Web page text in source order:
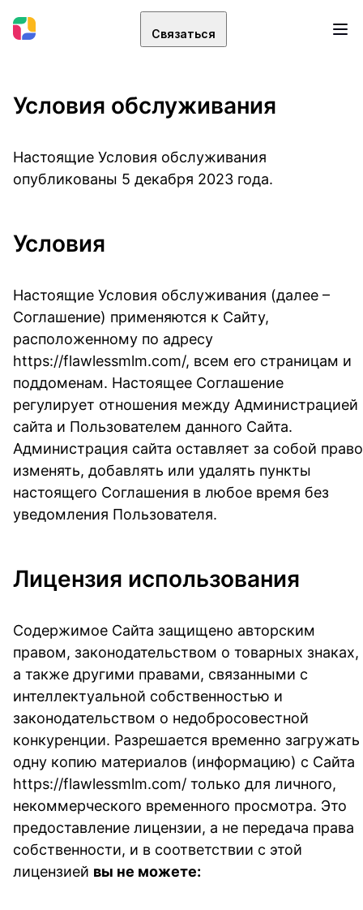
Связаться
Условия обслуживания
Настоящие Условия обслуживания
опубликованы 5 декабря 2023 года.
Условия
Настоящие Условия обслуживания (далее –
Соглашение) применяются к Сайту,
расположенному по адресу
https://flawlessmlm.com/, всем его страницам и
поддоменам. Настоящее Соглашение
регулирует отношения между Администрацией
сайта и Пользователем данного Сайта.
Администрация сайта оставляет за собой право
изменять, добавлять или удалять пункты
настоящего Соглашения в любое время без
уведомления Пользователя.
Лицензия использования
Содержимое Сайта защищено авторским
правом, законодательством о товарных знаках,
а также другими правами, связанными с
интеллектуальной собственностью и
законодательством о недобросовестной
конкуренции. Разрешается временно загружать
одну копию материалов (информацию) с Сайта
https://flawlessmlm.com/ только для личного,
некоммерческого временного просмотра. Это
предоставление лицензии, а не передача права
собственности, и в соответствии с этой
лицензией вы не можете: